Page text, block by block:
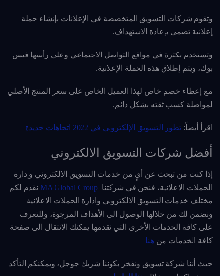
وتقوم شركات التسويق المتخصصة في الإعلانات بإنشاء حملة
إعلانية تصمى بإعادة الاستهداف.
وتستخدم بكثرة في مواقع التواصل الاجتماعي وعلى رأسها فيس
بوك، ويتم إطلاق هذه الحملة الإعلانية.
مع إعطاء خصم خاص لهذا العميل الخاص على سعر المنتج الأصلي
لمواصلة كسب ثقته بشكل دائم.
اقرأ أيضاً: تطور التسويق الإلكتروني في 2022 اتجاهات جديدة
أفضل شركات التسويق الالكتروني
إذا كنت من تبحث عن أيٍ من خدمات التسويق الالكتروني وإدارة
الحملات الاعلانية، فنحن في شركتنا MA Global Group نقدم لكم
مختلف خدمات التسويق الالكتروني وادارة الحملات الاعلانية
ونضمن لك من خلالها الوصول الى الأهداف المرجوة، وللتعرف
على كافة الخدمات الأخرى التي نقدمها يمكنك الانتقال الى صفحة
كافة الخدمات من هنا
حيث أننا شركة تسويق ونفخر بكوننا شريك جوجل، ويمكنكم التأكد